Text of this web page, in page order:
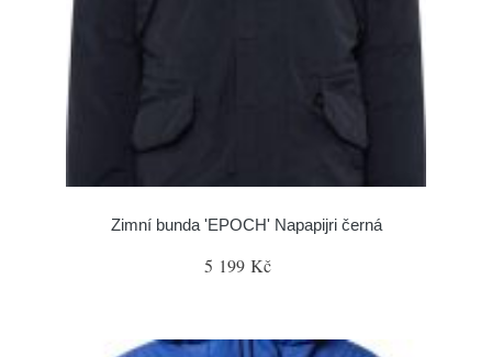
Zimní bunda 'EPOCH' Napapijri černá
5 199 Kč